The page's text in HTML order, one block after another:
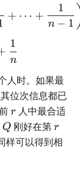
P_n(r+1)
+ ⋯ +
n − 1
1
1}{r}
n
1
人时。如果最
位次信息都已
r
r 人中最合适
Q
Q 刚好在第r
r
样可以得到相